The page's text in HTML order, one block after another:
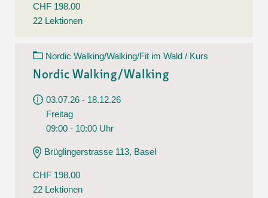
CHF 198.00
22 Lektionen
Nordic Walking/Walking/Fit im Wald / Kurs
Nordic Walking/Walking
03.07.26 - 18.12.26
Freitag
09:00 - 10:00 Uhr
Brüglingerstrasse 113, Basel
CHF 198.00
22 Lektionen